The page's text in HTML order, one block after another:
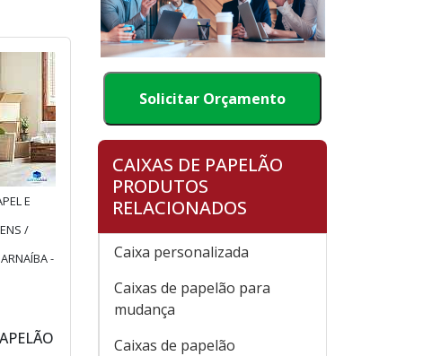
E
/
-
Solicitar Orçamento
CAIXAS DE PAPELÃO
PRODUTOS
RELACIONADOS
Caixa personalizada
Caixas de papelão para
mudança
Caixas de papelão